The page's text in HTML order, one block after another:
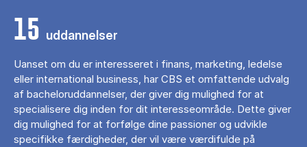
15 uddannelser
Uanset om du er interesseret i finans, marketing, ledelse
eller international business, har CBS et omfattende udvalg
af bacheloruddannelser, der giver dig mulighed for at
specialisere dig inden for dit interesseområde. Dette giver
dig mulighed for at forfølge dine passioner og udvikle
specifikke færdigheder, der vil være værdifulde på